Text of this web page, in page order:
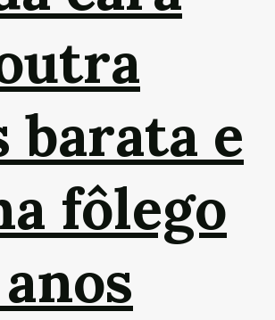
barata e
fôlego